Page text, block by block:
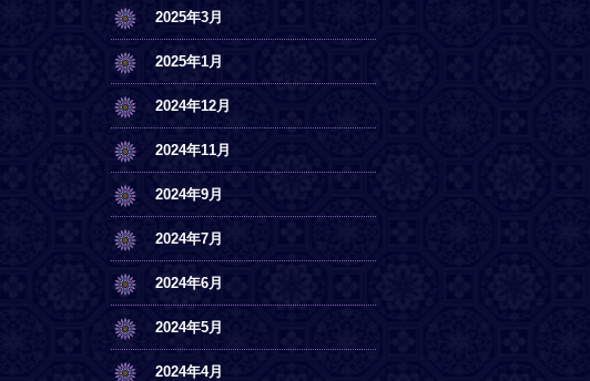
2025年3月
2025年1月
2024年12月
2024年11月
2024年9月
2024年7月
2024年6月
2024年5月
2024年4月